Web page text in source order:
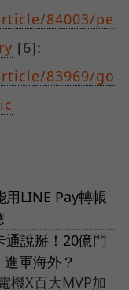
84003/pe
[6]:
83969/go
LINE Pay轉帳
通說掰！20億門
軍海外？
機X百大MVP加